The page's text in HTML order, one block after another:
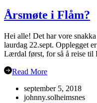
Årsmøte i Flåm?
Hei alle! Det har vore
laurdag 22.sept. Opplegget
Lærdal først, for så å reise
Read More
september 5, 2018
johnny.solheimsnes